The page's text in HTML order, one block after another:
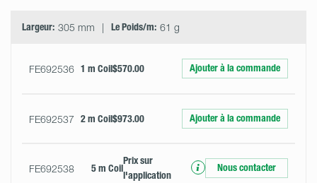
Largeur: 305 mm Le Poids/m: 61 g
FE692536 1 m Coil$570.00 Ajouter à la commande
FE692537 2 m Coil$973.00 Ajouter à la commande
FE692538 5 m Coil
Prix ​​sur
l'application
Nous contacter